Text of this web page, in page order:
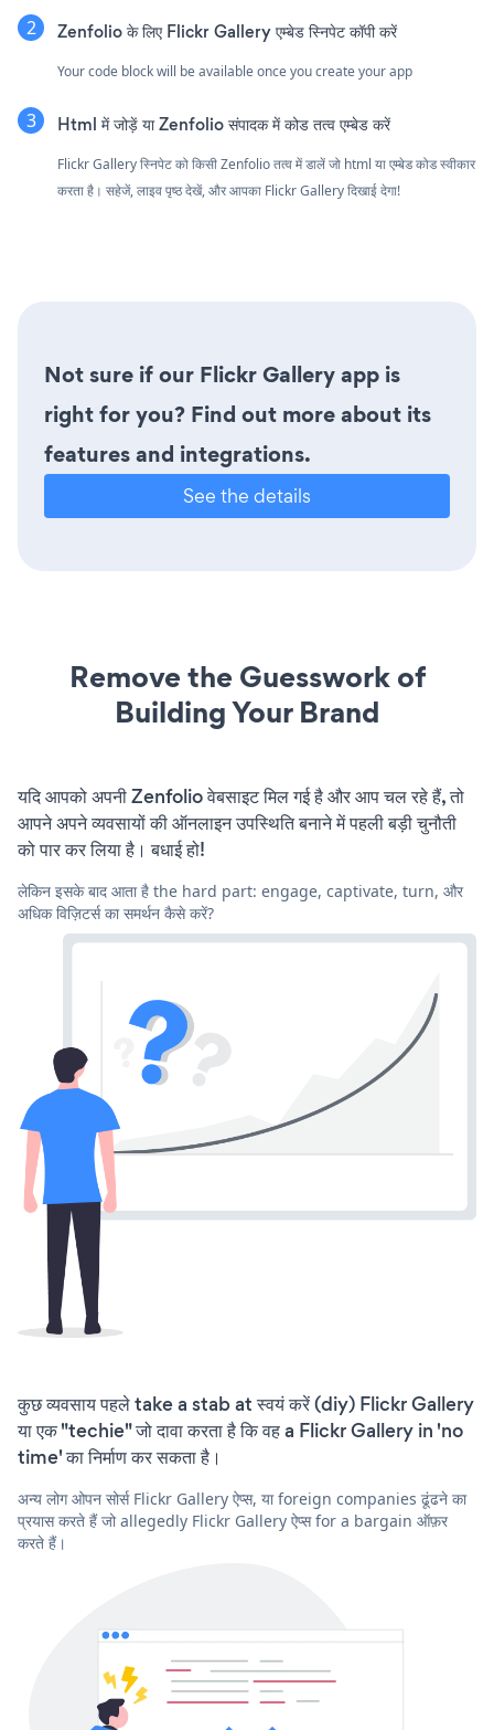
Zenfolio के लिए Flickr Gallery एम्बेड स्निपेट कॉपी करें
Your code block will be available once you create your app
Html में जोड़ें या Zenfolio संपादक में कोड तत्व एम्बेड करें
Flickr Gallery स्निपेट को किसी Zenfolio तत्व में डालें जो html या एम्बेड कोड स्वीकार
करता है। सहेजें, लाइव पृष्ठ देखें, और आपका Flickr Gallery दिखाई देगा!
Not sure if our Flickr Gallery app is
right for you? Find out more about its
features and integrations.
See the details
Remove the Guesswork of
Building Your Brand
यदि आपको अपनी Zenfolio वेबसाइट मिल गई है और आप चल रहे हैं, तो
आपने अपने व्यवसायों की ऑनलाइन उपस्थिति बनाने में पहली बड़ी चुनौती
को पार कर लिया है। बधाई हो!
लेकिन इसके बाद आता है the hard part: engage, captivate, turn, और
अधिक विज़िटर्स का समर्थन कैसे करें?
कुछ व्यवसाय पहले take a stab at स्वयं करें (diy) Flickr Gallery
या एक "techie" जो दावा करता है कि वह a Flickr Gallery in 'no
time' का निर्माण कर सकता है।
अन्य लोग ओपन सोर्स Flickr Gallery ऐप्स, या foreign companies ढूंढने का
प्रयास करते हैं जो allegedly Flickr Gallery ऐप्स for a bargain ऑफ़र
करते हैं।